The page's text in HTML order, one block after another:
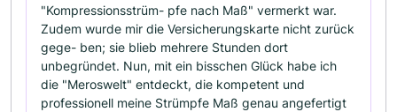
"Kompressionsstrüm- pfe nach Maß" vermerkt war.
Zudem wurde mir die Versicherungskarte nicht zurück
gege- ben; sie blieb mehrere Stunden dort
unbegründet. Nun, mit ein bisschen Glück habe ich
die "Meroswelt" entdeckt, die kompetent und
professionell meine Strümpfe Maß genau angefertigt